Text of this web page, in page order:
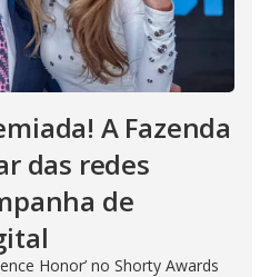
A Fazenda
das redes
de
Honor’ no Shorty Awards